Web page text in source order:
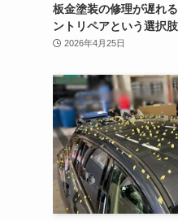
板金塗装の修理が遅れ
ントリペアという選択肢
2026年4月25日